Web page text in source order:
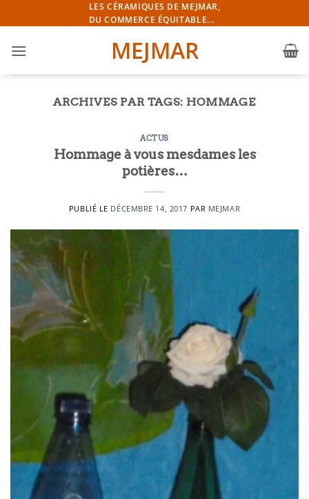
au
LES CÉRAMIQUES DE MEJMAR,
DU COMMERCE ÉQUITABLE...
MEJMAR
ARCHIVES PAR TAGS: HOMMAGE
ACTUS
Hommage à vous mesdames les
potières…
PUBLIÉ LE DÉCEMBRE 14, 2017 PAR MEJMAR